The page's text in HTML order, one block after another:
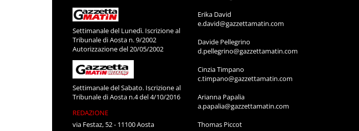
Settimanale del Lunedì. Iscrizione al
Tribunale di Aosta n. 9/2002
Autorizzazione del 20/05/2002
Settimanale del Sabato. Iscrizione al
Tribunale di Aosta n.4 del 4/10/2016
REDAZIONE
via Festaz, 52 - 11100 Aosta
Erika David
e.david@gazzettamatin.com
Davide Pellegrino
d.pellegrino@gazzettamatin.com
Cinzia Timpano
c.timpano@gazzettamatin.com
Arianna Papalia
a.papalia@gazzettamatin.com
Thomas Piccot